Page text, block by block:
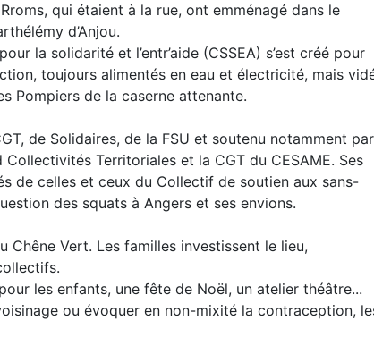
qui étaient à la rue, ont emménagé dans le
d’Anjou.
la solidarité et l’entr’aide (CSSEA) s’est créé pour
toujours alimentés en eau et électricité, mais
Pompiers de la caserne attenante.
de Solidaires, de la FSU et soutenu notamment par
Collectivités Territoriales et la CGT du CESAME. Ses
de celles et ceux du Collectif de soutien aux sans-
des squats à Angers et ses envions.
Chêne Vert. Les familles investissent le lieu,
les enfants, une fête de Noël, un atelier théâtre...
ou évoquer en non-mixité la contraception,